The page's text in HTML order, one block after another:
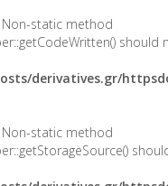
Non-static method
should
derivatives.gr/
Non-static method